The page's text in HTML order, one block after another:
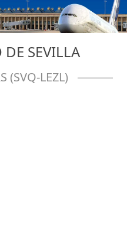
DE SEVILLA
(SVQ-LEZL)